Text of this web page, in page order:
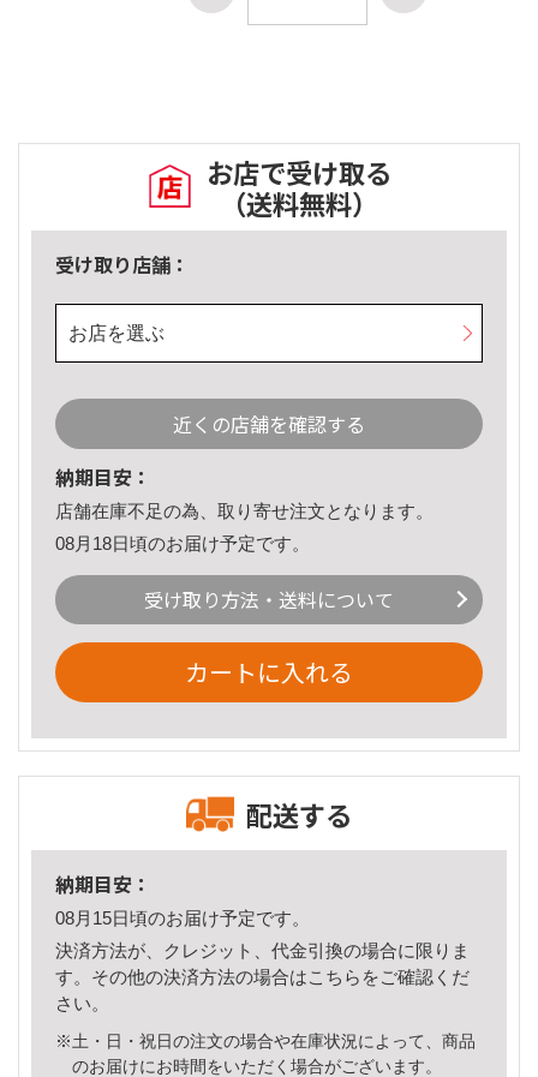
お店で受け取る
（送料無料）
受け取り店舗：
お店を選ぶ
近くの店舗を確認する
納期目安：
店舗在庫不足の為、取り寄せ注文となります。
08月18日頃のお届け予定です。
受け取り方法・送料について
カートに入れる
配送する
納期目安：
08月15日頃のお届け予定です。
決済方法が、クレジット、代金引換の場合に限りま
す。その他の決済方法の場合はこちら をご確認くだ
さい。
※土・日・祝日の注文の場合や在庫状況によって、商品
のお届けにお時間をいただく場合がございます。